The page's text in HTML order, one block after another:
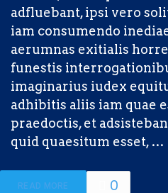
adfluebant, ipsi vero
iam consumendo
aerumnas exitialis
funestis
imaginarius iudex
adhibitis aliis iam quae
praedoctis, et
quid quaesitum esset, …
READ MORE 0